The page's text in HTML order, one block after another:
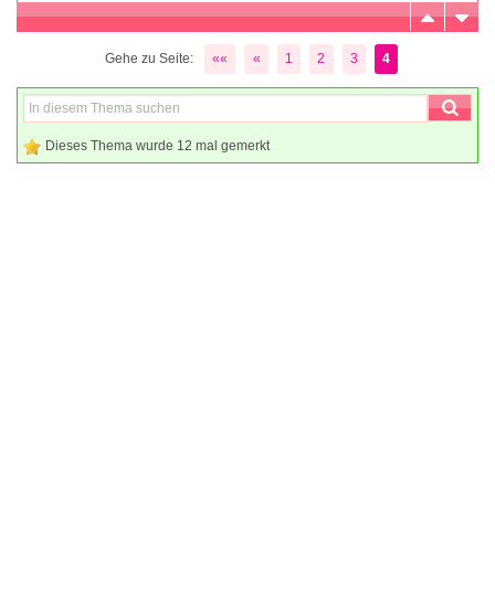
Gehe zu Seite: «« « 1 2 3 4
Dieses Thema wurde 12 mal gemerkt